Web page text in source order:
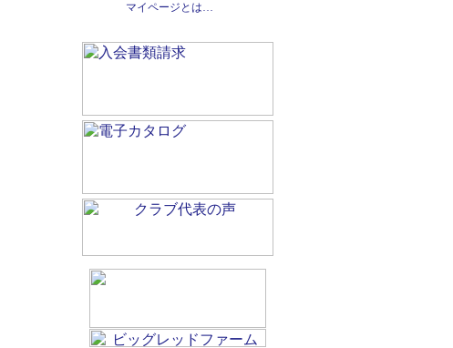
マイページとは…